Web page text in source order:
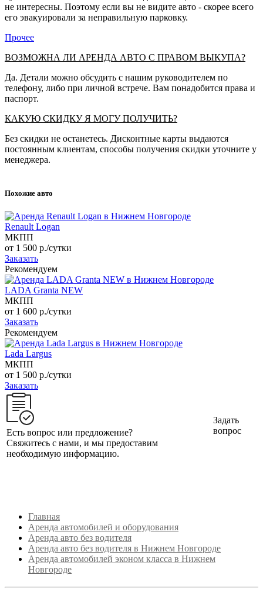
не интересны. Поэтому если вы не видите авто - скорее всего
его эвакуировали за неправильную парковку.
Прочее
ВОЗМОЖНА ЛИ АРЕНДА АВТО С ПРАВОМ ВЫКУПА?
Да. Детали можно обсудить с нашим руководителем по
телефону, либо при личной встрече. Вам понадобится права и
паспорт.
КАКУЮ СКИДКУ Я МОГУ ПОЛУЧИТЬ?
Без скидки не останетесь. Дисконтные карты выдаются
постоянным клиентам, способы получения скидки уточните у
менеджера.
Похожие авто
Renault Logan
МКПП
от 1 500 р./сутки
Заказать
Рекомендуем
LADA Granta NEW
МКПП
от 1 600 р./сутки
Заказать
Рекомендуем
Lada Largus
МКПП
от 1 500 р./сутки
Заказать
Есть вопрос или предложение?
Свяжитесь с нами, и мы предоставим
необходимую информацию.
Задать
вопрос
Главная
Аренда автомобилей и оборудования
Аренда авто без водителя
Аренда авто без водителя в Нижнем Новгороде
Аренда автомобилей эконом класса в Нижнем
Новгороде